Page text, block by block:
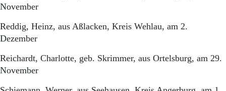
November
Reddig, Heinz, aus Aßlacken, Kreis Wehlau, am 2.
Dezember
Reichardt, Charlotte, geb. Skrimmer, aus Ortelsburg, am 29.
November